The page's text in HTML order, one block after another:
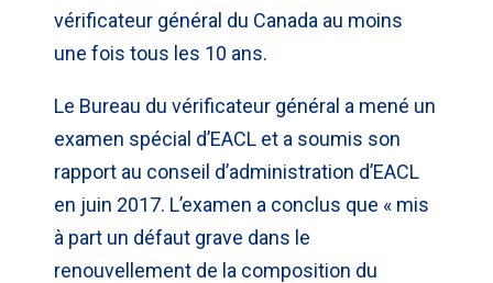
vérificateur général du Canada au moins
une fois tous les 10 ans.
Le Bureau du vérificateur général a mené un
examen spécial d’EACL et a soumis son
rapport au conseil d’administration d’EACL
en juin 2017. L’examen a conclus que « mis
à part un défaut grave dans le
renouvellement de la composition du